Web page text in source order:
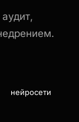
нейросети